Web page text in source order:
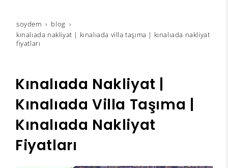
soydem
blog
kınalıada nakliyat | kınalıada villa taşıma | kınalıada nakliyat
fiyatları
Kınalıada Nakliyat |
Kınalıada Villa Taşıma |
Kınalıada Nakliyat
Fiyatları